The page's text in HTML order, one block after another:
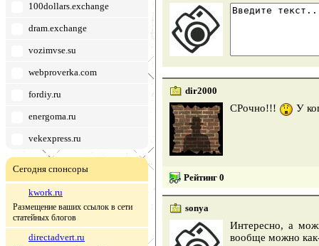
100dollars.exchange
dram.exchange
vozimvse.su
webproverka.com
fordiy.ru
energoma.ru
vekexpress.ru
Сегодня спонсоры
kwork.ru
Размещение ваших ссылок в сети
статейных блогов
directadvert.ru
dir2000
СРочно!!! У
Рейтинг 0
sonya
Интересно, а
вообще можно